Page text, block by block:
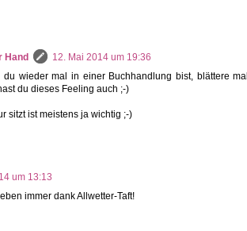
Hand
12. Mai 2014 um 19:36
du wieder mal in einer Buchhandlung bist, blättere
du dieses Feeling auch ;-)
sitzt ist meistens ja wichtig ;-)
um 13:13
immer dank Allwetter-Taft!